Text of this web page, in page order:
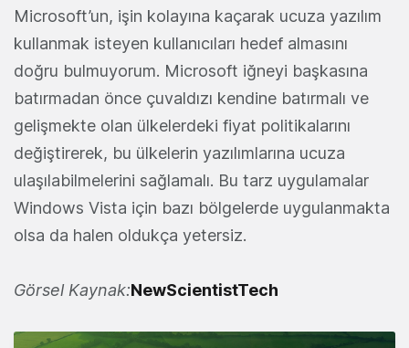
Microsoft’un, işin kolayına kaçarak ucuza yazılım
kullanmak isteyen kullanıcıları hedef almasını
doğru bulmuyorum. Microsoft iğneyi başkasına
batırmadan önce çuvaldızı kendine batırmalı ve
gelişmekte olan ülkelerdeki fiyat politikalarını
değiştirerek, bu ülkelerin yazılımlarına ucuza
ulaşılabilmelerini sağlamalı. Bu tarz uygulamalar
Windows Vista için bazı bölgelerde uygulanmakta
olsa da halen oldukça yetersiz.
Görsel Kaynak:NewScientistTech